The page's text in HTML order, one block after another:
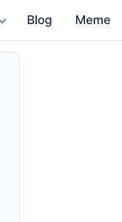
Blog Meme